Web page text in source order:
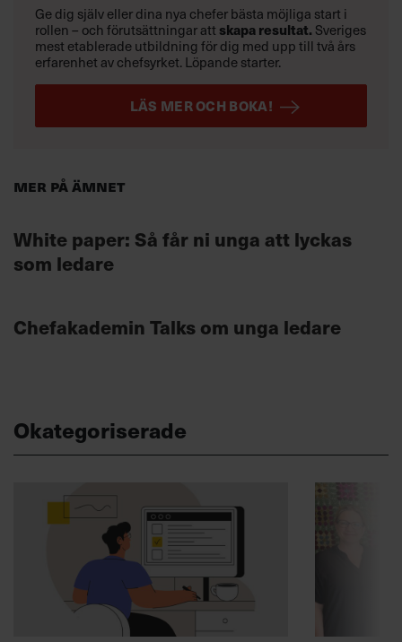
Mer på ämnet
White paper: Så får ni unga att lyckas
som ledare
Chefakademin Talks om unga ledare
Ge dig själv eller dina nya chefer bästa möjliga start i
rollen – och förutsättningar att skapa resultat. Sveriges
mest etablerade utbildning för dig med upp till två års
erfarenhet av chefsyrket. Löpande starter.
LÄS MER OCH BOKA!
Okategoriserade